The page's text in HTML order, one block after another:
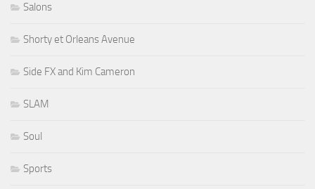
Salons
Shorty et Orleans Avenue
Side FX and Kim Cameron
SLAM
Soul
Sports